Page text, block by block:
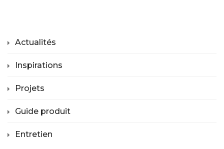
Actualités
Inspirations
Projets
Guide produit
Entretien